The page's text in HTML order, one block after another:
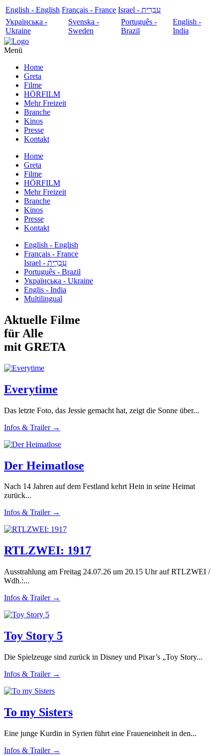
English - English Français - France
עִבְרִית - Israel
Українська -
Ukraine
Svenska -
Sweden
Português -
Brazil
English -
India
Menü
Home
Greta
Filme
HÖRFILM
Mehr Freizeit
Branche
Kinos
Presse
Kontakt
Home
Greta
Filme
HÖRFILM
Mehr Freizeit
Branche
Kinos
Presse
Kontakt
English - English
Français - France
עִבְרִית - Israel
Português - Brazil
Українська - Ukraine
Englis - India
Multilingual
Aktuelle Filme
für Alle
mit GRETA
Everytime
Das letzte Foto, das Jessie gemacht hat, zeigt die Sonne über...
Infos & Trailer →
Der Heimatlose
Nach 14 Jahren auf dem Festland kehrt Hein in seine Heimat
zurück...
Infos & Trailer →
RTLZWEI: 1917
Ausstrahlung am Freitag 24.07.26 um 20.15 Uhr auf RTLZWEI /
Wdh.:...
Infos & Trailer →
Toy Story 5
Die Spielzeuge sind zurück in Disney und Pixar’s „Toy Story...
Infos & Trailer →
To my Sisters
Eine junge Kurdin in Syrien führt eine Fraueneinheit in den...
Infos & Trailer →